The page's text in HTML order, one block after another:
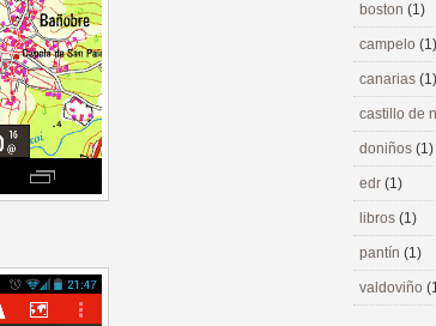
boston (1)
campelo (1)
canarias (1)
castillo de
doniños (1)
edr (1)
libros (1)
pantín (1)
valdoviño